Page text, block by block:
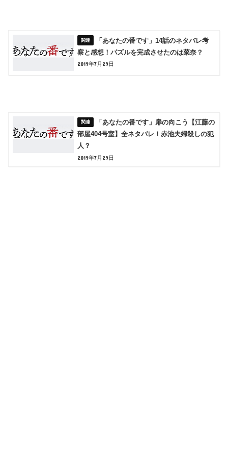
「あなたの番です」14話のネタバレ考
察と感想！パズルを完成させたのは菜奈？
2019年7月29日
「あなたの番です」扉の向こう【江藤の
部屋404号室】全ネタバレ！赤池夫婦殺しの犯
人？
2019年7月29日